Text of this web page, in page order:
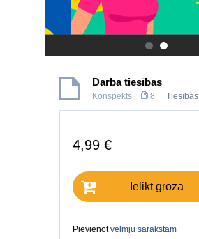
.
Darba tiesības
Konspekts 8 Tiesības
4,99 €
Ielikt grozā
Pievienotvēlmju sarakstam